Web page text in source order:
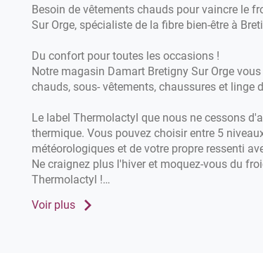
Besoin de vêtements chauds pour vaincre le
Sur Orge, spécialiste de la fibre bien-être à
Du confort pour toutes les occasions !
Notre magasin Damart Bretigny Sur Orge
chauds, sous- vêtements, chaussures et
Le label Thermolactyl que nous ne cessons
thermique. Vous pouvez choisir entre 5
météorologiques et de votre propre ressenti
Ne craignez plus l'hiver et moquez-vous du
Thermolactyl !
Rendez-vous dans votre magasin Damart
Voir plus